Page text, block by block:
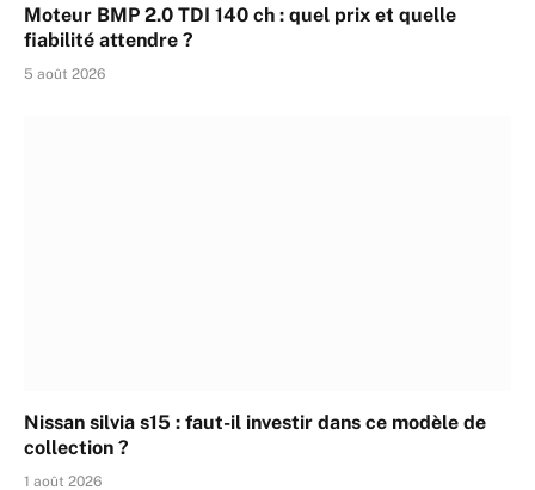
Moteur BMP 2.0 TDI 140 ch : quel prix et quelle
fiabilité attendre ?
5 août 2026
Nissan silvia s15 : faut-il investir dans ce modèle de
collection ?
1 août 2026